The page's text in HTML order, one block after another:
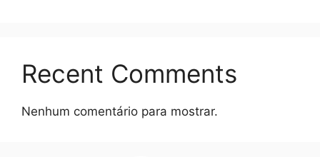
Recent Comments
Nenhum comentário para mostrar.